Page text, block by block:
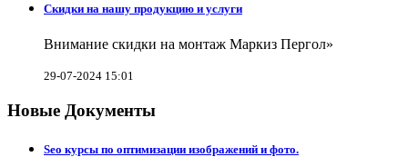
Скидки на нашу продукцию и услуги
Внимание скидки на монтаж Маркиз Пергол»
29-07-2024 15:01
Новые Документы
Seo курсы по оптимизации изображений и фото.